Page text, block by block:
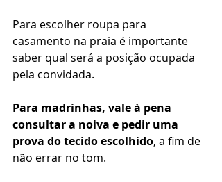
Para escolher roupa para
casamento na praia é importante
saber qual será a posição ocupada
pela convidada.
Para madrinhas, vale à pena
consultar a noiva e pedir uma
prova do tecido escolhido, a fim de
não errar no tom.